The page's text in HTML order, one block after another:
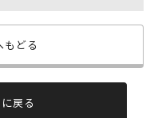
もどる
戻る